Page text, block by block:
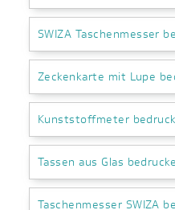
SWIZA Taschenmesser
Zeckenkarte mit Lupe
Kunststoffmeter
Tassen aus Glas
Taschenmesser SWIZA